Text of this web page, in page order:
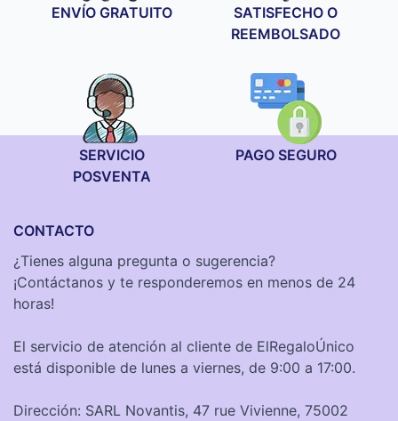
ENVÍO GRATUITO
SATISFECHO O
REEMBOLSADO
SERVICIO
POSVENTA
PAGO SEGURO
CONTACTO
¿Tienes alguna pregunta o sugerencia?
¡Contáctanos y te responderemos en menos de 24
horas!
El servicio de atención al cliente de ElRegaloÚnico
está disponible de lunes a viernes, de 9:00 a 17:00.
Dirección: SARL Novantis, 47 rue Vivienne, 75002